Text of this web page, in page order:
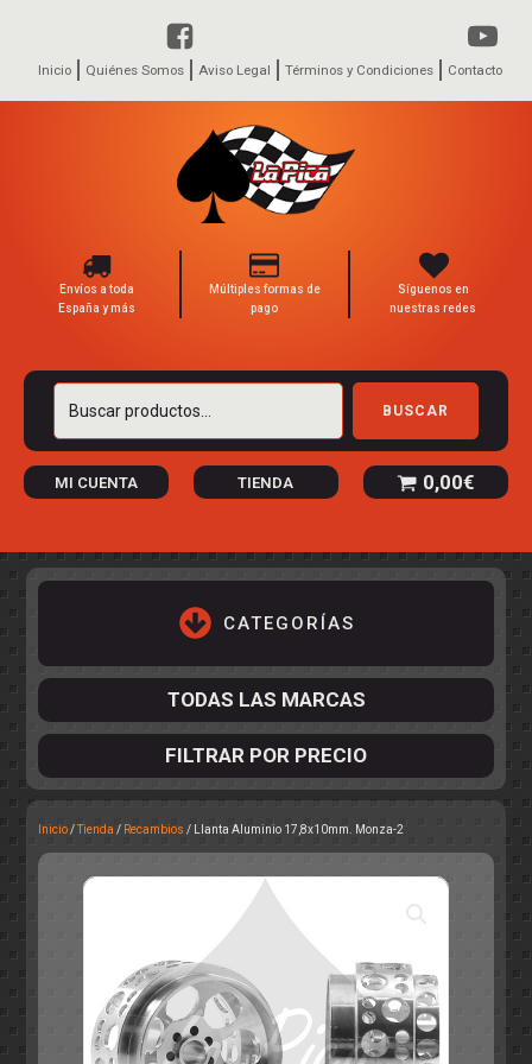
Inicio Quiénes Somos Aviso Legal Términos y Condiciones Contacto
Envíos a toda
España y más
Múltiples formas de
pago
Síguenos en
nuestras redes
Buscar
BUSCAR
MI CUENTA TIENDA 0,00€
CATEGORÍAS
RALLY
TODAS LAS MARCAS
FILTRAR POR PRECIO
Inicio/Tienda / Recambios / Llanta Aluminio 17,8x10mm. Monza-2